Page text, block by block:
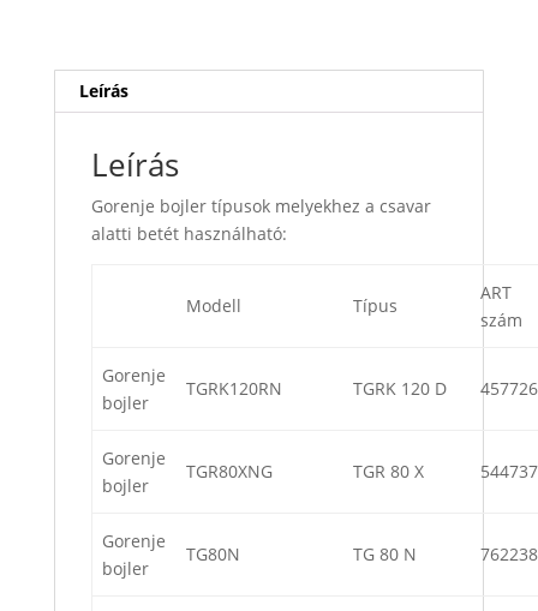
Leírás
Leírás
Gorenje bojler típusok melyekhez a csavar
alatti betét használható:
Modell Típus
ART
szám
Gorenje
bojler
TGRK120RN TGRK 120 D 457726
Gorenje
bojler
TGR80XNG TGR 80 X 544737
Gorenje
bojler
TG80N TG 80 N 762238